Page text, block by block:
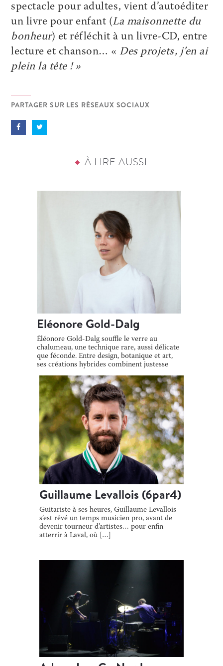
spectacle pour adultes, vient d’autoéditer
un livre pour enfant (La maisonnette du
bonheur) et réfléchit à un livre-CD, entre
lecture et chanson… « Des projets, j’en ai
plein la tête ! »
PARTAGER SUR LES RÉSEAUX SOCIAUX
À LIRE AUSSI
Eléonore Gold-Dalg
Éléonore Gold-Dalg souffle le verre au
chalumeau, une technique rare, aussi délicate
que féconde. Entre design, botanique et art,
ses créations hybrides combinent justesse
Guillaume Levallois (6par4)
Guitariste à ses heures, Guillaume Levallois
s’est rêvé un temps musicien pro, avant de
devenir tourneur d’artistes… pour enfin
atterrir à Laval, où […]